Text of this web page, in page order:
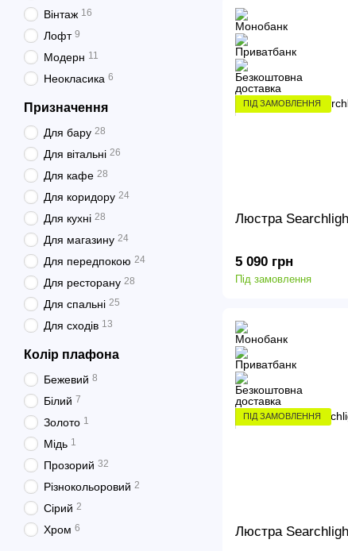
ПІД ЗАМОВЛЕННЯ
Люстра
5 090 грн
Під замовлення
ПІД ЗАМОВЛЕННЯ
Люстра
Вінтаж 16
Лофт 9
Модерн 11
Неокласика 6
Призначення
Для бару 28
Для вітальні 26
Для кафе 28
Для коридору 24
Для кухні 28
Для магазину 24
Для передпокою 24
Для ресторану 28
Для спальні 25
Для сходів 13
Колір плафона
Бежевий 8
Білий 7
Золото 1
Мідь 1
Прозорий 32
Різнокольоровий 2
Сірий 2
Хром 6